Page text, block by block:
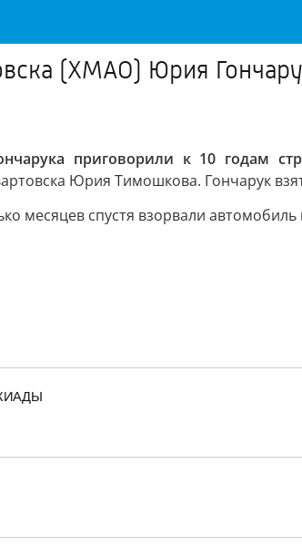
(ХМАО) Юрия
приговорили к 10 годам
Юрия Тимошкова. Гончарук
месяцев спустя взорвали